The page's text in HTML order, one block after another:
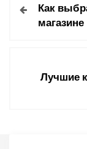
Как
магазине
Лучшие